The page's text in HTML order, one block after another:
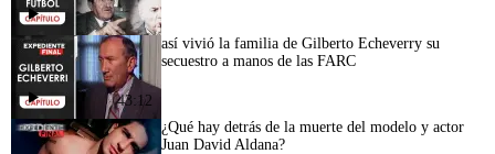
43:12
así vivió la familia de Gilberto Echeverry su
secuestro a manos de las FARC
¿Qué hay detrás de la muerte del modelo y actor
Juan David Aldana?